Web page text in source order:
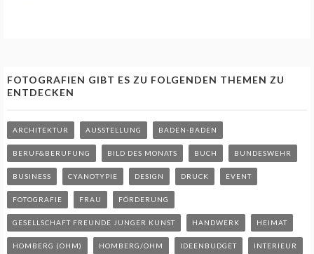
FOTOGRAFIEN GIBT ES ZU FOLGENDEN THEMEN ZU
ENTDECKEN
ARCHITEKTUR AUSSTELLUNG BADEN-BADEN
BERUF&BERUFUNG BILD DES MONATS BUCH BUNDESWEHR
BUSINESS CYANOTYPIE DESIGN DRUCK EVENT
FOTOGRAFIE FRAU FÖRDERUNG
GESELLSCHAFT FREUNDE JUNGER KUNST HANDWERK HEIMAT
HOMBERG (OHM) HOMBERG/OHM IDEENBUDGET INTERIEUR